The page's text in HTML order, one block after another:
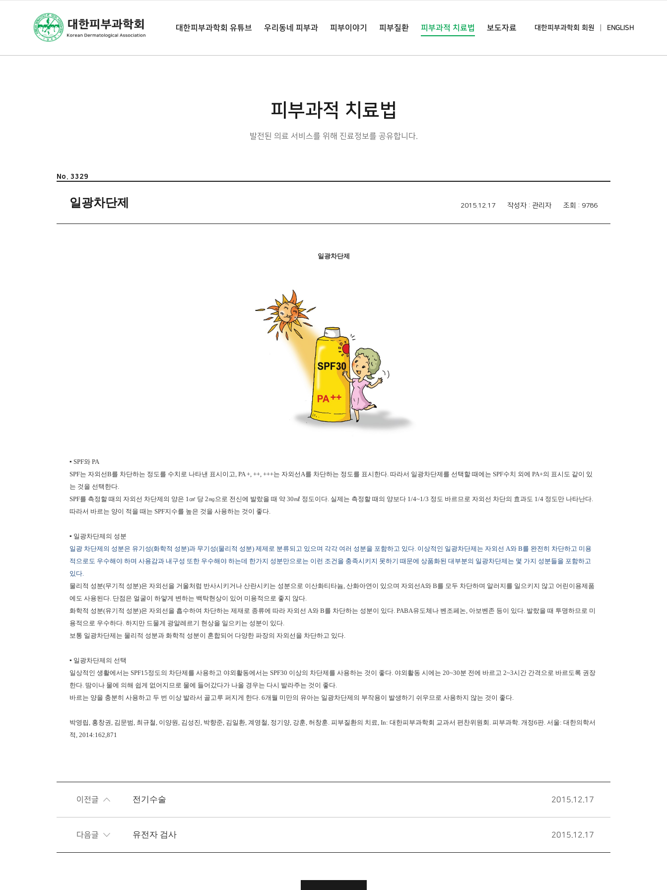
대한피부과학회 유튜브 우리동네 피부과 피부이야기 피부질환 피부과적 치료법 보도자료 대한피부과학회 회원 ENGLISH
피부과적 치료법
발전된 의료 서비스를 위해 진료정보를 공유합니다.
No. 3329
일광차단제 2015.12.17 작성자 : 관리자 조회 : 9786
일광차단제
▪ SPF와 PA
SPF는 자외선B를 차단하는 정도를 수치로 나타낸 표시이고, PA +, ++, +++는 자외선A를 차단하는 정도를 표시한다. 따라서 일광차단제를 선택할 때에는 SPF수치 외에 PA+의 표시도 같이 있
는 것을 선택한다.
SPF를 측정할 때의 자외선 차단제의 양은 1㎠ 당 2㎎으로 전신에 발랐을 때 약 30㎖ 정도이다. 실제는 측정할 때의 양보다 1/4~1/3 정도 바르므로 자외선 차단의 효과도 1/4 정도만 나타난다.
따라서 바르는 양이 적을 때는 SPF지수를 높은 것을 사용하는 것이 좋다.
▪ 일광차단제의 성분
일광 차단제의 성분은 유기성(화학적 성분)과 무기성(물리적 성분) 제제로 분류되고 있으며 각각 여러 성분을 포함하고 있다. 이상적인 일광차단제는 자외선 A와 B를 완전히 차단하고 미용
적으로도 우수해야 하며 사용감과 내구성 또한 우수해야 하는데 한가지 성분만으로는 이런 조건을 충족시키지 못하기 때문에 상품화된 대부분의 일광차단제는 몇 가지 성분들을 포함하고
있다.
물리적 성분(무기적 성분)은 자외선을 거울처럼 반사시키거나 산란시키는 성분으로 이산화티타늄, 산화아연이 있으며 자외선A와 B를 모두 차단하며 알러지를 일으키지 않고 어린이용제품
에도 사용된다. 단점은 얼굴이 하얗게 변하는 백탁현상이 있어 미용적으로 좋지 않다.
화학적 성분(유기적 성분)은 자외선을 흡수하여 차단하는 제재로 종류에 따라 자외선 A와 B를 차단하는 성분이 있다. PABA유도체나 벤조페논, 아보벤존 등이 있다. 발랐을 때 투명하므로 미
용적으로 우수하다. 하지만 드물게 광알레르기 현상을 일으키는 성분이 있다.
보통 일광차단제는 물리적 성분과 화학적 성분이 혼합되어 다양한 파장의 자외선을 차단하고 있다.
▪ 일광차단제의 선택
일상적인 생활에서는 SPF15정도의 차단제를 사용하고 야외활동에서는 SPF30 이상의 차단제를 사용하는 것이 좋다. 야외활동 시에는 20~30분 전에 바르고 2~3시간 간격으로 바르도록 권장
한다. 땀이나 물에 의해 쉽게 없어지므로 물에 들어갔다가 나올 경우는 다시 발라주는 것이 좋다.
바르는 양을 충분히 사용하고 두 번 이상 발라서 골고루 퍼지게 한다. 6개월 미만의 유아는 일광차단제의 부작용이 발생하기 쉬우므로 사용하지 않는 것이 좋다.
박영립, 홍창권, 김문범, 최규철, 이양원, 김성진, 박향준, 김일환, 계영철, 정기양, 강훈, 허창훈. 피부질환의 치료, In: 대한피부과학회 교과서 편찬위원회 . 피부과학. 개정6판. 서울: 대한의학서
적, 2014:162,871
이전글 전기수술 2015.12.17
다음글 유전자 검사 2015.12.17